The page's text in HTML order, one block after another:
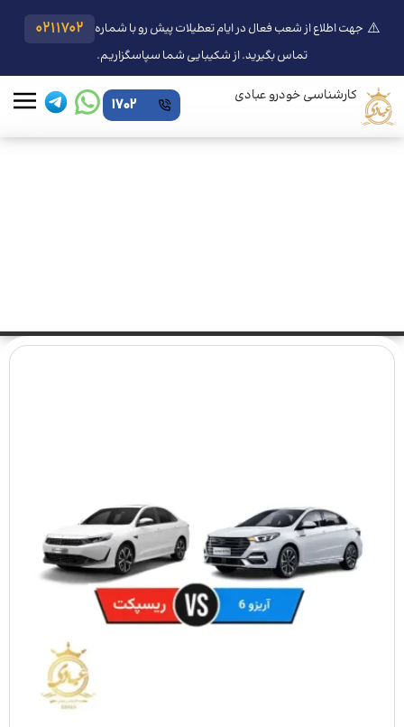
⚠️ جهت اطلاع از شعب فعال در ایام تعطیلات پیش رو با شماره 0211702
تماس بگیرید. از شکیبایی شما سپاسگزاریم.
کارشناسی خودرو عبادی 1702